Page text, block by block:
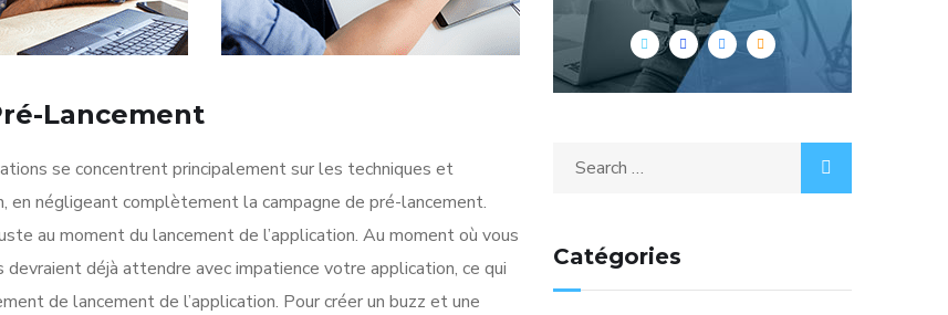
Lancement
se concentrent principalement sur les techniques et
en négligeant complètement la campagne de pré-lancement.
au moment du lancement de l’application. Au moment où vous
devraient déjà attendre avec impatience votre application, ce qui
de lancement de l’application. Pour créer un buzz et une
Catégories